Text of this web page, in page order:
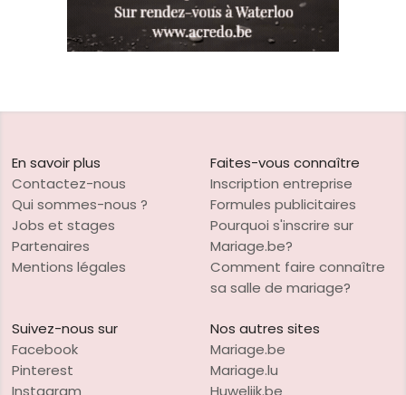
En savoir plus
Contactez-nous
Qui sommes-nous ?
Jobs et stages
Partenaires
Mentions légales
Faites-vous connaître
Inscription entreprise
Formules publicitaires
Pourquoi s'inscrire sur
Mariage.be?
Comment faire connaître
sa salle de mariage?
Suivez-nous sur
Facebook
Pinterest
Instagram
Nos autres sites
Mariage.be
Mariage.lu
Huwelijk.be